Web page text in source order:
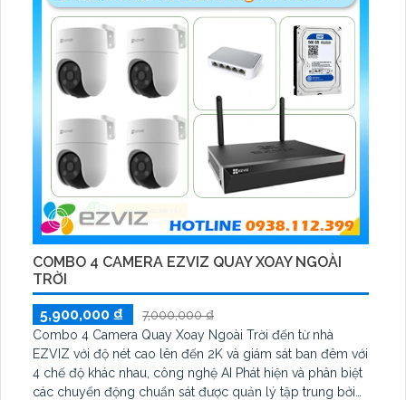
COMBO 4 CAMERA EZVIZ QUAY XOAY NGOÀI
TRỜI
5,900,000 ₫
7,000,000 ₫
Combo 4 Camera Quay Xoay Ngoài Trời đến từ nhà
EZVIZ với độ nét cao lên đến 2K và giám sát ban đêm với
4 chế độ khác nhau, công nghệ AI Phát hiện và phân biệt
các chuyển động chuẩn sát được quản lý tập trung bởi